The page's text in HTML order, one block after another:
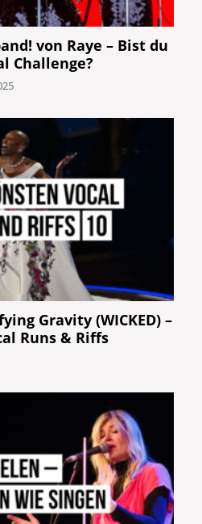
von Raye – Bist du
Challenge?
Gravity (WICKED) –
Runs & Riffs